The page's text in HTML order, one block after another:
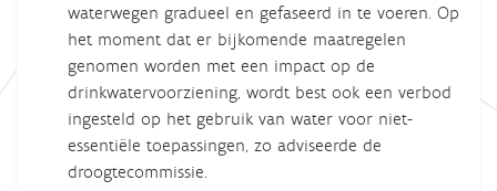
waterwegen gradueel en gefaseerd in te voeren. Op
het moment dat er bijkomende maatregelen
genomen worden met een impact op de
drinkwatervoorziening, wordt best ook een verbod
ingesteld op het gebruik van water voor niet-
essentiële toepassingen, zo adviseerde de
droogtecommissie.